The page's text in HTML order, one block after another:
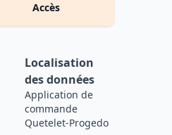
Accès
Localisation
des données
Application de
commande
Quetelet-Progedo